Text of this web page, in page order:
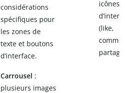
considérations
spécifiques pour
les zones de
texte et boutons
d’interface.
Carrousel :
plusieurs images
icônes
(like,